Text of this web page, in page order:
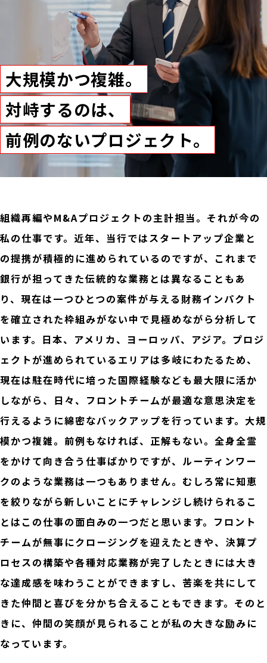
大規模かつ複雑。
対峙するのは、
前例のないプロジェクト。
組織再編やM&Aプロジェクトの主計担当。それが今の
私の仕事です。近年、当行ではスタートアップ企業と
の提携が積極的に進められているのですが、これまで
銀行が担ってきた伝統的な業務とは異なることもあ
り、現在は一つひとつの案件が与える財務インパクト
を確立された枠組みがない中で見極めながら分析して
います。日本、アメリカ、ヨーロッパ、アジア。プロジ
ェクトが進められているエリアは多岐にわたるため、
現在は駐在時代に培った国際経験なども最大限に活か
しながら、日々、フロントチームが最適な意思決定を
行えるように綿密なバックアップを行っています。大規
模かつ複雑。前例もなければ、正解もない。全身全霊
をかけて向き合う仕事ばかりですが、ルーティンワー
クのような業務は一つもありません。むしろ常に知恵
を絞りながら新しいことにチャレンジし続けられるこ
とはこの仕事の面白みの一つだと思います。フロント
チームが無事にクロージングを迎えたときや、決算プ
ロセスの構築や各種対応業務が完了したときには大き
な達成感を味わうことができますし、苦楽を共にして
きた仲間と喜びを分かち合えることもできます。そのと
きに、仲間の笑顔が見られることが私の大きな励みに
なっています。